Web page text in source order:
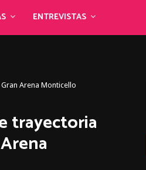
ENTREVISTAS
Arena Monticello
trayectoria